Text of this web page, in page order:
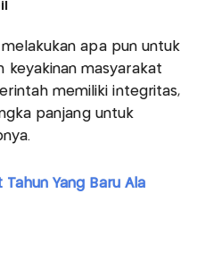
apa pun untuk
keyakinan masyarakat
memiliki integritas,
panjang untuk
Yang Baru Ala